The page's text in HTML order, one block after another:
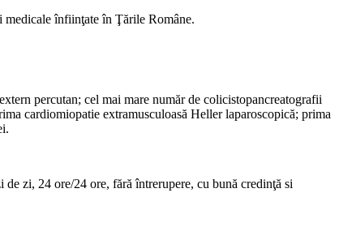
înfiinţate în Ţările Române.
percutan; cel mai mare număr de colicistopancreatografii
cardiomiopatie extramusculoasă Heller laparoscopică; prima
zi, 24 ore/24 ore, fără întrerupere, cu bună credinţă si